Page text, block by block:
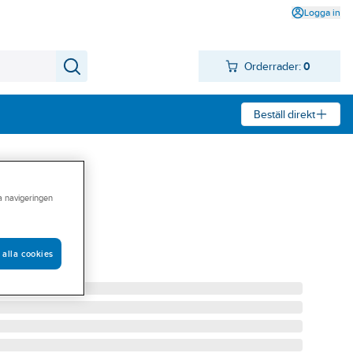
Logga in
Orderrader: 0
Beställ direkt
U BAKLUCKA
navigeringen
alla cookies